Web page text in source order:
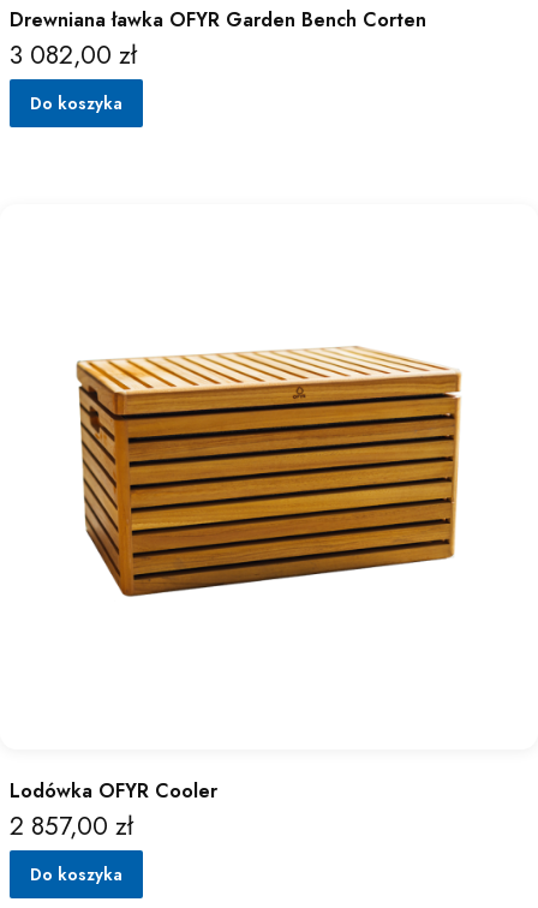
Drewniana ławka OFYR Garden Bench Corten
Cena
3 082,00 zł
Do koszyka
Lodówka OFYR Cooler
Cena
2 857,00 zł
Do koszyka